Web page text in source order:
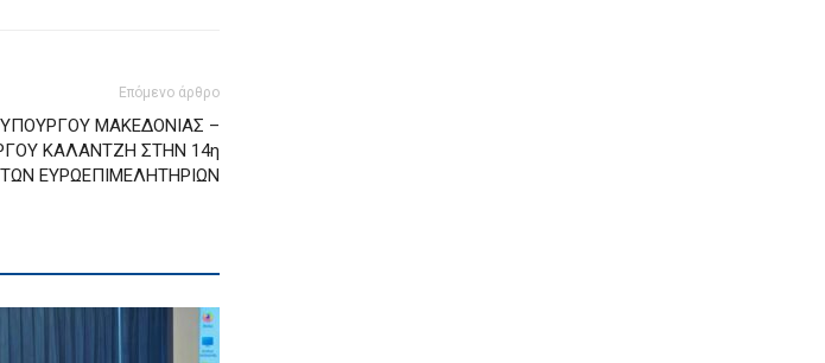
Επόμενο άρθρο
ΜΑΚΕΔΟΝΙΑΣ –
ΚΑΛΑΝΤΖΗ ΣΤΗΝ 14η
ΕΥΡΩΕΠΙΜΕΛΗΤΗΡΙΩΝ